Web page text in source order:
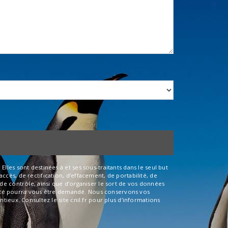
sont destinées à et ses sous-traitants dans le seul but
de rectification, d’effacement, de portabilité, de
contrôle, ainsi que d’organiser le sort de vos données
pourra vous être demandé. Nous conservons vos
Consultez le site cnil.fr pour plus d’informations